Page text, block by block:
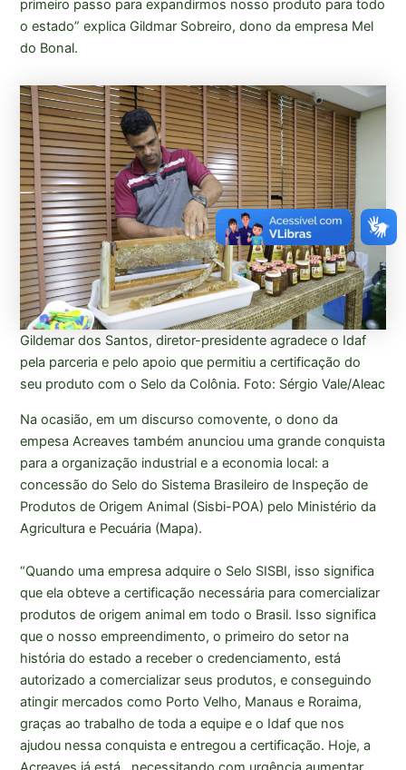
primeiro passo para expandirmos nosso produto para todo
o estado” explica Gildmar Sobreiro, dono da empresa Mel
do Bonal.
Gildemar dos Santos, diretor-presidente agradece o Idaf
pela parceria e pelo apoio que permitiu a certificação do
seu produto com o Selo da Colônia. Foto: Sérgio Vale/Aleac
Na ocasião, em um discurso comovente, o dono da
empesa Acreaves também anunciou uma grande conquista
para a organização industrial e a economia local: a
concessão do Selo do Sistema Brasileiro de Inspeção de
Produtos de Origem Animal (Sisbi-POA) pelo Ministério da
Agricultura e Pecuária (Mapa).
“Quando uma empresa adquire o Selo SISBI, isso significa
que ela obteve a certificação necessária para comercializar
produtos de origem animal em todo o Brasil. Isso significa
que o nosso empreendimento, o primeiro do setor na
história do estado a receber o credenciamento, está
autorizado a comercializar seus produtos, e conseguindo
atingir mercados como Porto Velho, Manaus e Roraima,
graças ao trabalho de toda a equipe e o Idaf que nos
ajudou nessa conquista e entregou a certificação. Hoje, a